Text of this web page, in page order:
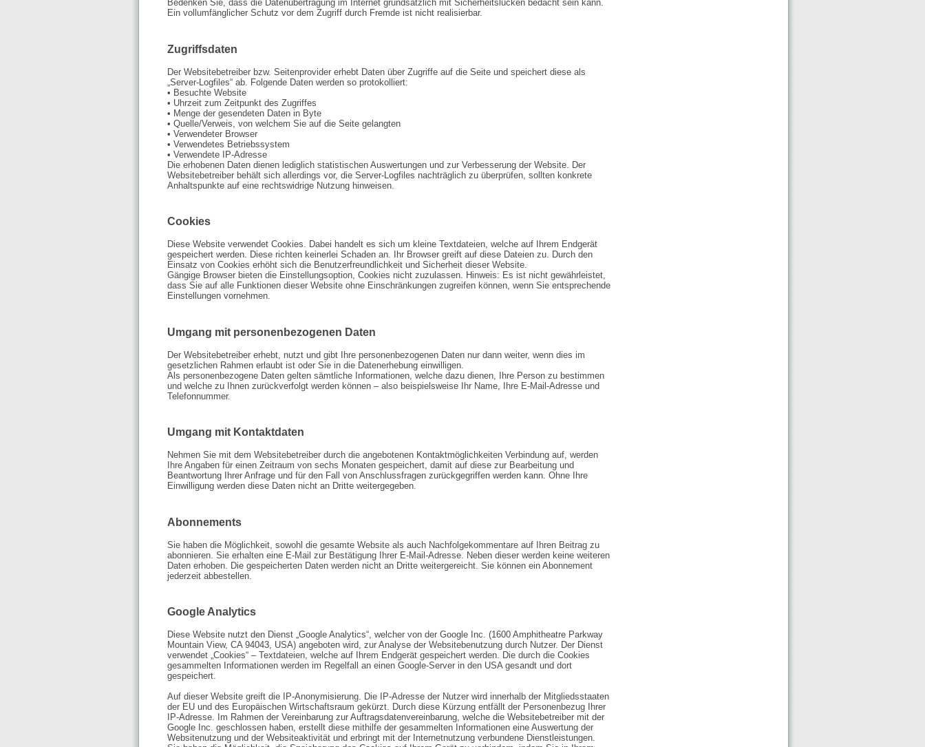
Bedenken Sie, dass die Datenübertragung im Internet grundsätzlich mit Sicherheitslücken bedacht sein kann.
Ein vollumfänglicher Schutz vor dem Zugriff durch Fremde ist nicht realisierbar.
Zugriffsdaten
Der Websitebetreiber bzw. Seitenprovider erhebt Daten über Zugriffe auf die Seite und speichert diese als
„Server-Logfiles“ ab. Folgende Daten werden so protokolliert:
• Besuchte Website
• Uhrzeit zum Zeitpunkt des Zugriffes
• Menge der gesendeten Daten in Byte
• Quelle/Verweis, von welchem Sie auf die Seite gelangten
• Verwendeter Browser
• Verwendetes Betriebssystem
• Verwendete IP-Adresse
Die erhobenen Daten dienen lediglich statistischen Auswertungen und zur Verbesserung der Website. Der
Websitebetreiber behält sich allerdings vor, die Server-Logfiles nachträglich zu überprüfen, sollten konkrete
Anhaltspunkte auf eine rechtswidrige Nutzung hinweisen.
Cookies
Diese Website verwendet Cookies. Dabei handelt es sich um kleine Textdateien, welche auf Ihrem Endgerät
gespeichert werden. Diese richten keinerlei Schaden an. Ihr Browser greift auf diese Dateien zu. Durch den
Einsatz von Cookies erhöht sich die Benutzerfreundlichkeit und Sicherheit dieser Website.
Gängige Browser bieten die Einstellungsoption, Cookies nicht zuzulassen. Hinweis: Es ist nicht gewährleistet,
dass Sie auf alle Funktionen dieser Website ohne Einschränkungen zugreifen können, wenn Sie entsprechende
Einstellungen vornehmen.
Umgang mit personenbezogenen Daten
Der Websitebetreiber erhebt, nutzt und gibt Ihre personenbezogenen Daten nur dann weiter, wenn dies im
gesetzlichen Rahmen erlaubt ist oder Sie in die Datenerhebung einwilligen.
Als personenbezogene Daten gelten sämtliche Informationen, welche dazu dienen, Ihre Person zu bestimmen
und welche zu Ihnen zurückverfolgt werden können – also beispielsweise Ihr Name, Ihre E-Mail-Adresse und
Telefonnummer.
Umgang mit Kontaktdaten
Nehmen Sie mit dem Websitebetreiber durch die angebotenen Kontaktmöglichkeiten Verbindung auf, werden
Ihre Angaben für einen Zeitraum von sechs Monaten gespeichert, damit auf diese zur Bearbeitung und
Beantwortung Ihrer Anfrage und für den Fall von Anschlussfragen zurückgegriffen werden kann. Ohne Ihre
Einwilligung werden diese Daten nicht an Dritte weitergegeben.
Abonnements
Sie haben die Möglichkeit, sowohl die gesamte Website als auch Nachfolgekommentare auf Ihren Beitrag zu
abonnieren. Sie erhalten eine E-Mail zur Bestätigung Ihrer E-Mail-Adresse. Neben dieser werden keine weiteren
Daten erhoben. Die gespeicherten Daten werden nicht an Dritte weitergereicht. Sie können ein Abonnement
jederzeit abbestellen.
Google Analytics
Diese Website nutzt den Dienst „Google Analytics“, welcher von der Google Inc. (1600 Amphitheatre Parkway
Mountain View, CA 94043, USA) angeboten wird, zur Analyse der Websitebenutzung durch Nutzer. Der Dienst
verwendet „Cookies“ – Textdateien, welche auf Ihrem Endgerät gespeichert werden. Die durch die Cookies
gesammelten Informationen werden im Regelfall an einen Google-Server in den USA gesandt und dort
gespeichert.
Auf dieser Website greift die IP-Anonymisierung. Die IP-Adresse der Nutzer wird innerhalb der Mitgliedsstaaten
der EU und des Europäischen Wirtschaftsraum gekürzt. Durch diese Kürzung entfällt der Personenbezug Ihrer
IP-Adresse. Im Rahmen der Vereinbarung zur Auftragsdatenvereinbarung, welche die Websitebetreiber mit der
Google Inc. geschlossen haben, erstellt diese mithilfe der gesammelten Informationen eine Auswertung der
Websitenutzung und der Websiteaktivität und erbringt mit der Internetnutzung verbundene Dienstleistungen.